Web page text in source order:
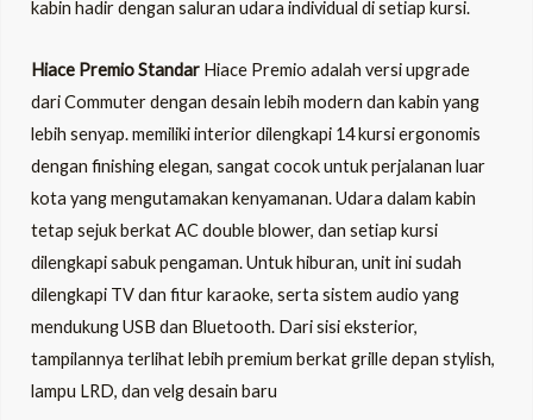
kabin hadir dengan saluran udara individual di setiap kursi.
Hiace Premio Standar Hiace Premio adalah versi upgrade
dari Commuter dengan desain lebih modern dan kabin yang
lebih senyap. memiliki interior dilengkapi 14 kursi ergonomis
dengan finishing elegan, sangat cocok untuk perjalanan luar
kota yang mengutamakan kenyamanan. Udara dalam kabin
tetap sejuk berkat AC double blower, dan setiap kursi
dilengkapi sabuk pengaman. Untuk hiburan, unit ini sudah
dilengkapi TV dan fitur karaoke, serta sistem audio yang
mendukung USB dan Bluetooth. Dari sisi eksterior,
tampilannya terlihat lebih premium berkat grille depan stylish,
lampu LRD, dan velg desain baru